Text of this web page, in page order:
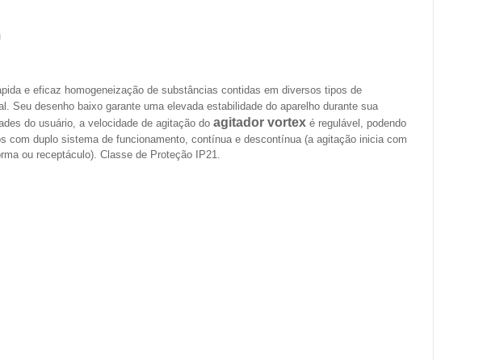
e eficaz homogeneização de substâncias contidas em diversos tipos de
Seu desenho baixo garante uma elevada estabilidade do aparelho durante sua
do usuário, a velocidade de agitação do agitador vortex é regulável, podendo
com duplo sistema de funcionamento, contínua e descontínua (a agitação inicia com
ou receptáculo). Classe de Proteção IP21.